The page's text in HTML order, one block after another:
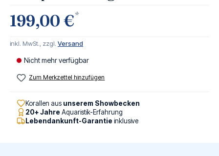
199,00 €*
inkl. MwSt., zzgl. Versand
Nicht mehr verfügbar
Zum Merkzettel hinzufügen
Korallen aus unserem Showbecken
20+ Jahre Aquaristik-Erfahrung
Lebendankunft-Garantie inklusive